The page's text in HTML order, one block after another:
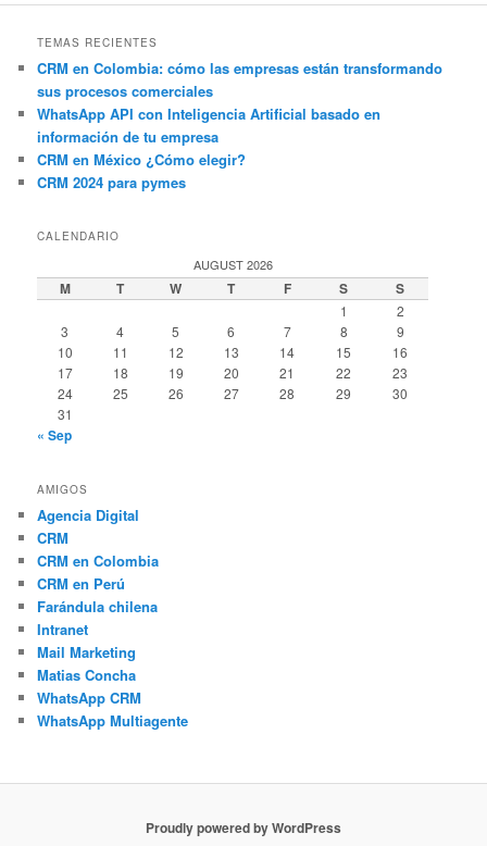
TEMAS RECIENTES
CRM en Colombia: cómo las empresas están transformando
sus procesos comerciales
WhatsApp API con Inteligencia Artificial basado en
información de tu empresa
CRM en México ¿Cómo elegir?
CRM 2024 para pymes
CALENDARIO
AUGUST 2026
M T W T F S S
1
2
3
4 5 6 7 8
9
10
11 12 13 14 15
16
17
18 19 20 21 22
23
24
25 26 27 28 29
30
31
« Sep
AMIGOS
Agencia Digital
CRM
CRM en Colombia
CRM en Perú
Farándula chilena
Intranet
Mail Marketing
Matias Concha
WhatsApp CRM
WhatsApp Multiagente
Proudly powered by WordPress